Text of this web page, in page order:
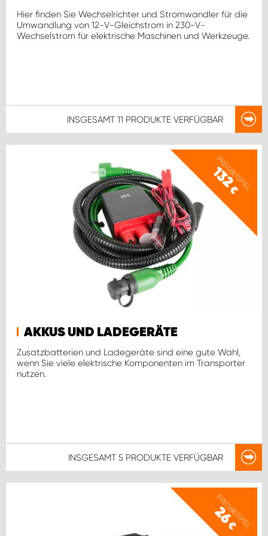
Hier finden Sie Wechselrichter und Stromwandler für die
Umwandlung von 12-V-Gleichstrom in 230-V-
Wechselstrom für elektrische Maschinen und Werkzeuge.
INSGESAMT 11 PRODUKTE VERFÜGBAR
PREISBEISPIEL
132
€
AKKUS UND LADEGERÄTE
Zusatzbatterien und Ladegeräte sind eine gute Wahl,
wenn Sie viele elektrische Komponenten im Transporter
nutzen.
INSGESAMT 5 PRODUKTE VERFÜGBAR
PREISBEISPIEL
26
€